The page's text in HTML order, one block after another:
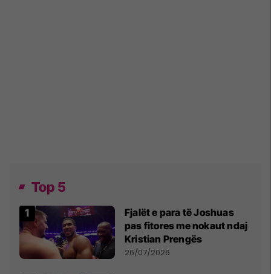
Top 5
Fjalët e para të Joshuas
pas fitores me nokaut ndaj
Kristian Prengës
26/07/2026